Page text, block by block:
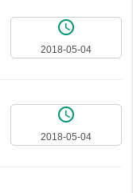
access_time
2018-05-04
access_time
2018-05-04